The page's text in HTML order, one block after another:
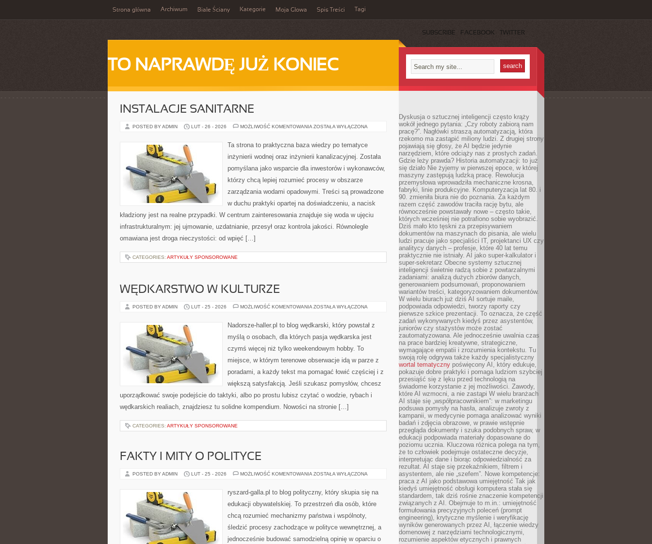
Strona główna Archiwum Białe Ściany Kategorie Moja Głowa Spis Treści Tagi
SUBSCRIBE FACEBOOK TWITTER
TO NAPRAWDĘ JUŻ KONIEC
INSTALACJE SANITARNE
POSTED BY ADMIN LUT - 26 - 2026 MOŻLIWOŚĆ KOMENTOWANIA INSTALACJE
ZOSTAŁA WYŁĄCZONA
Ta strona to praktyczna baza wiedzy po tematyce
inżynierii wodnej oraz inżynierii kanalizacyjnej. Została
pomyślana jako wsparcie dla inwestorów i wykonawców,
którzy chcą lepiej rozumieć procesy w obszarze
zarządzania wodami opadowymi. Treści są prowadzone
w duchu praktyki opartej na doświadczeniu, a nacisk
kładziony jest na realne przypadki. W centrum zainteresowania znajduje się woda w ujęciu
infrastrukturalnym: jej ujmowanie, uzdatnianie, przesył oraz kontrola jakości. Równolegle
omawiana jest droga nieczystości: od wpięć […]
CATEGORIES: ARTYKUŁY SPONSOROWANE
WĘDKARSTWO W KULTURZE
POSTED BY ADMIN LUT - 25 - 2026 MOŻLIWOŚĆ KOMENTOWANIA WĘDKARSTWO
ZOSTAŁA WYŁĄCZONA
Nadorsze-haller.pl to blog wędkarski, który powstał z
myślą o osobach, dla których pasja wędkarska jest
czymś więcej niż tylko weekendowym hobby. To
miejsce, w którym terenowe obserwacje idą w parze z
poradami, a każdy tekst ma pomagać łowić częściej i z
większą satysfakcją. Jeśli szukasz pomysłów, chcesz
uporządkować swoje podejście do taktyki, albo po prostu lubisz czytać o wodzie, rybach i
wędkarskich realiach, znajdziesz tu solidne kompendium. Nowości na stronie […]
CATEGORIES: ARTYKUŁY SPONSOROWANE
FAKTY I MITY O POLITYCE
POSTED BY ADMIN LUT - 25 - 2026 MOŻLIWOŚĆ KOMENTOWANIA FAKTY
POLITYCE
ZOSTAŁA WYŁĄCZONA
ryszard-galla.pl to blog polityczny, który skupia się na
edukacji obywatelskiej. To przestrzeń dla osób, które
chcą rozumieć mechanizmy państwa i wspólnoty,
śledzić procesy zachodzące w polityce wewnętrznej, a
jednocześnie budować samodzielną opinię w oparciu o
Dyskusja o sztucznej inteligencji często krąży
wokół jednego pytania: „Czy roboty zabiorą nam
pracę?”. Nagłówki straszą automatyzacją, która
rzekomo ma zastąpić miliony ludzi. Z drugiej strony
pojawiają się głosy, że AI będzie jedynie
narzędziem, które odciąży nas z prostych zadań.
Gdzie leży prawda? Historia automatyzacji: to już
się działo Nie żyjemy w pierwszej epoce, w której
maszyny zastępują ludzką pracę. Rewolucja
przemysłowa wprowadziła mechaniczne krosna,
fabryki, linie produkcyjne. Komputeryzacja lat 80. i
90. zmieniła biura nie do poznania. Za każdym
razem część zawodów traciła rację bytu, ale
równocześnie powstawały nowe – często takie,
których wcześniej nie potrafiono sobie wyobrazić.
Dziś mało kto tęskni za przepisywaniem
dokumentów na maszynach do pisania, ale wielu
ludzi pracuje jako specjaliści IT, projektanci UX czy
analitycy danych – profesje, które 40 lat temu
praktycznie nie istniały. AI jako super-kalkulator i
super-sekretarz Obecne systemy sztucznej
inteligencji świetnie radzą sobie z powtarzalnymi
zadaniami: analizą dużych zbiorów danych,
generowaniem podsumowań, proponowaniem
wariantów treści, kategoryzowaniem dokumentów.
W wielu biurach już dziś AI sortuje maile,
podpowiada odpowiedzi, tworzy raporty czy
pierwsze szkice prezentacji. To oznacza, że część
zadań wykonywanych kiedyś przez asystentów,
juniorów czy stażystów może zostać
zautomatyzowana. Ale jednocześnie uwalnia czas
na prace bardziej kreatywne, strategiczne,
wymagające empatii i zrozumienia kontekstu. Tu
swoją rolę odgrywa także każdy specjalistyczny
wortal tematyczny poświęcony AI, który edukuje,
pokazuje dobre praktyki i pomaga ludziom szybciej
przesiąść się z lęku przed technologią na
świadome korzystanie z jej możliwości. Zawody,
które AI wzmocni, a nie zastąpi W wielu branżach
AI staje się „współpracownikiem”: w marketingu
podsuwa pomysły na hasła, analizuje zwroty z
kampanii, w medycynie pomaga analizować wyniki
badań i zdjęcia obrazowe, w prawie wstępnie
przegląda dokumenty i szuka podobnych spraw, w
edukacji podpowiada materiały dopasowane do
poziomu ucznia. Kluczowa różnica polega na tym,
że to człowiek podejmuje ostateczne decyzje,
interpretując dane i biorąc odpowiedzialność za
rezultat. AI staje się przekaźnikiem, filtrem i
asystentem, ale nie „szefem”. Nowe kompetencje:
praca z AI jako podstawowa umiejętność Tak jak
kiedyś umiejętność obsługi komputera stała się
standardem, tak dziś rośnie znaczenie kompetencji
związanych z AI. Obejmuje to m.in.: umiejętność
formułowania precyzyjnych poleceń (prompt
engineering), krytyczne myślenie i weryfikację
wyników generowanych przez AI, łączenie wiedzy
domenowej z narzędziami technologicznymi,
rozumienie aspektów etycznych i prawnych